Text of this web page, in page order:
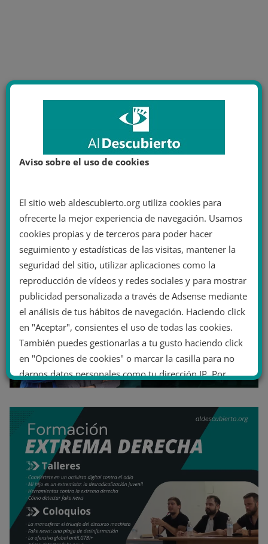
Aviso sobre el uso de cookies
El sitio web aldescubierto.org utiliza cookies para
ofrecerte la mejor experiencia de navegación. Usamos
cookies propias y de terceros para poder hacer
seguimiento y estadísticas de las visitas, mantener la
seguridad del sitio, utilizar aplicaciones como la
reproducción de vídeos y redes sociales y para mostrar
publicidad personalizada a través de Adsense mediante
el análisis de tus hábitos de navegación. Haciendo click
en "Aceptar", consientes el uso de todas las cookies.
También puedes gestionarlas a tu gusto haciendo click
en "Opciones de cookies" o marcar la casilla para no
darnos datos personales como tu dirección IP. Por
último, puedes leer nuestra Política de cookies.
No dar mi información personal
Opciones de cookies Aceptar cookies
Rechazar cookies Política de cookies